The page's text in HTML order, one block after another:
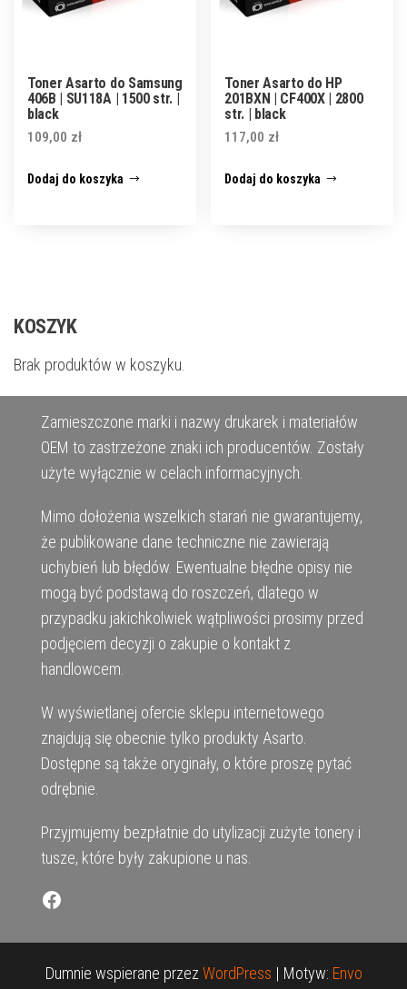
Toner Asarto do Samsung
406B | SU118A | 1500 str. |
black
109,00 zł
Dodaj do koszyka
Toner Asarto do HP
201BXN | CF400X | 2800
str. | black
117,00 zł
Dodaj do koszyka
KOSZYK
Brak produktów w koszyku.
Zamieszczone marki i nazwy drukarek i materiałów
OEM to zastrzeżone znaki ich producentów. Zostały
użyte wyłącznie w celach informacyjnych.
Mimo dołożenia wszelkich starań nie gwarantujemy,
że publikowane dane techniczne nie zawierają
uchybień lub błędów. Ewentualne błędne opisy nie
mogą być podstawą do roszczeń, dlatego w
przypadku jakichkolwiek wątpliwości prosimy przed
podjęciem decyzji o zakupie o kontakt z
handlowcem.
W wyświetlanej ofercie sklepu internetowego
znajdują się obecnie tylko produkty Asarto.
Dostępne są także oryginały, o które proszę pytać
odrębnie.
Przyjmujemy bezpłatnie do utylizacji zużyte tonery i
tusze, które były zakupione u nas.
Facebook
Dumnie wspierane przez WordPress | Motyw: Envo